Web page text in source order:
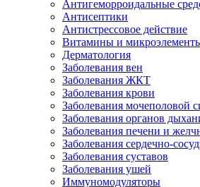
Антигеморроидальные
Антисептики
Антистрессовое действие
Витамины и
Дерматология
Заболевания вен
Заболевания ЖКТ
Заболевания крови
Заболевания мочеполовой
Заболевания органов
Заболевания печени и
Заболевания сердечно-
Заболевания суставов
Заболевания ушей
Иммуномодуляторы